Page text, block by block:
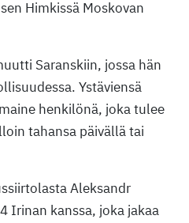
Himkissä Moskovan
Saranskiin, jossa hän
Ystäviensä
henkilönä, joka tulee
tahansa päivällä tai
Aleksandr
Irinan kanssa, joka jakaa